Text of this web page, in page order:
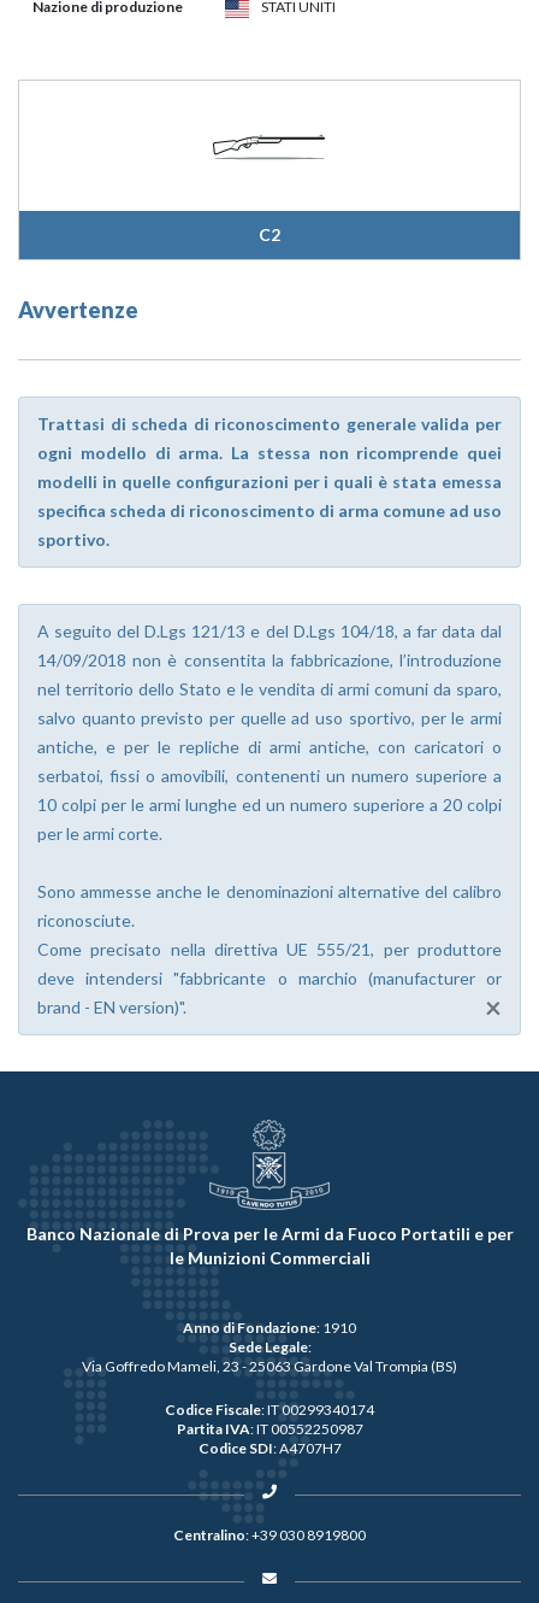
Nazione di produzione STATI UNITI
C2
Avvertenze
Trattasi di scheda di riconoscimento generale valida per
ogni modello di arma. La stessa non ricomprende quei
modelli in quelle configurazioni per i quali è stata emessa
specifica scheda di riconoscimento di arma comune ad uso
sportivo.
A seguito del D.Lgs 121/13 e del D.Lgs 104/18, a far data dal
14/09/2018 non è consentita la fabbricazione, l’introduzione
nel territorio dello Stato e le vendita di armi comuni da sparo,
salvo quanto previsto per quelle ad uso sportivo, per le armi
antiche, e per le repliche di armi antiche, con caricatori o
serbatoi, fissi o amovibili, contenenti un numero superiore a
10 colpi per le armi lunghe ed un numero superiore a 20 colpi
per le armi corte.
Sono ammesse anche le denominazioni alternative del calibro
riconosciute.
Come precisato nella direttiva UE 555/21, per produttore
deve intendersi "fabbricante o marchio (manufacturer or
brand - EN version)".
×
Banco Nazionale di Prova per le Armi da Fuoco Portatili e per
le Munizioni Commerciali
Anno di Fondazione: 1910
Sede Legale:
Via Goffredo Mameli, 23 - 25063 Gardone Val Trompia (BS)
Codice Fiscale: IT 00299340174
Partita IVA: IT 00552250987
Codice SDI: A4707H7
Centralino:+39 030 8919800